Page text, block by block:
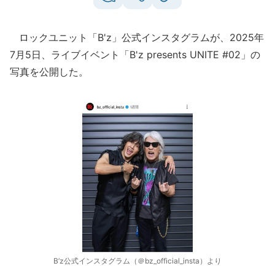
ロックユニット「B'z」公式インスタグラムが、2025年
7月5日、ライブイベント「B'z presents UNITE #02」の
写真を公開した。
B’z公式インスタグラム（＠bz_official_insta）より